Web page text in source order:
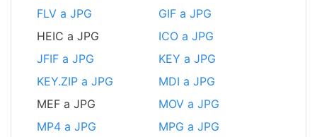
FLV a JPG
GIF a JPG
HEIC a JPG
ICO a JPG
JFIF a JPG
KEY a JPG
KEY.ZIP a JPG
MDI a JPG
MEF a JPG
MOV a JPG
MP4 a JPG
MPG a JPG